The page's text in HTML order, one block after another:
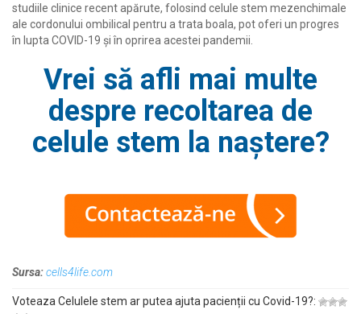
studiile clinice recent apărute, folosind celule stem mezenchimale
ale cordonului ombilical pentru a trata boala, pot oferi un progres
în lupta COVID-19 și în oprirea acestei pandemii.
Vrei să afli mai multe
despre recoltarea de
celule stem la naștere?
Sursa:cells4life.com
Voteaza Celulele stem ar putea ajuta pacienții cu Covid-19?: